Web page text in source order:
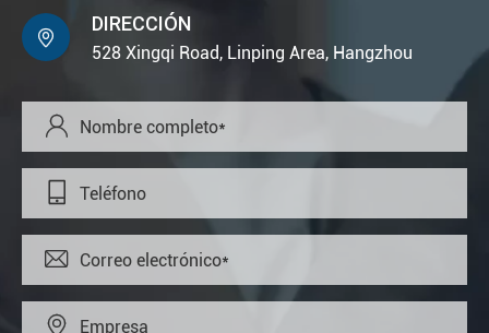

DIRECCIÓN
528 Xingqi Road, Linping Area, Hangzhou



